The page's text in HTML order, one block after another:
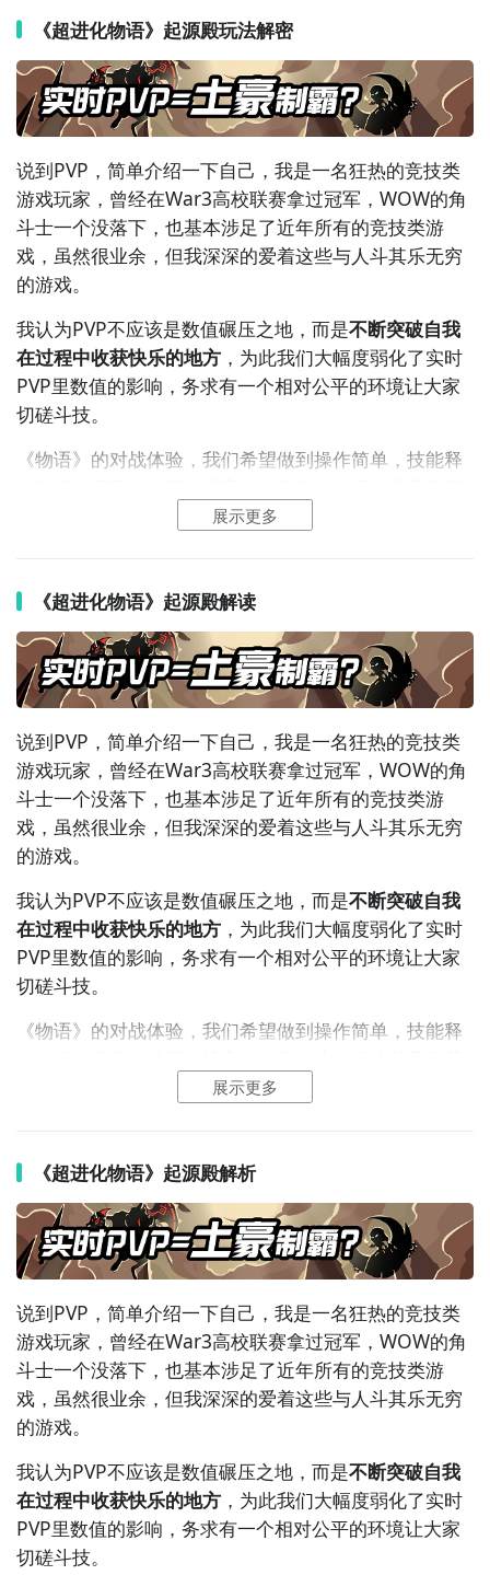
《超进化物语》起源殿玩法解密
说到PVP，简单介绍一下自己，我是一名狂热的竞技类
游戏玩家，曾经在War3高校联赛拿过冠军，WOW的角
斗士一个没落下，也基本涉足了近年所有的竞技类游
戏，虽然很业余，但我深深的爱着这些与人斗其乐无穷
的游戏。
我认为PVP不应该是数值碾压之地，而是不断突破自我
在过程中收获快乐的地方，为此我们大幅度弱化了实时
PVP里数值的影响，务求有一个相对公平的环境让大家
切磋斗技。
《物语》的对战体验，我们希望做到操作简单，技能释
们大量的时间，从DEMO到现在，我们收集了很多很棒
被动效果，并强化了神灵的战略
神灵白虎在场时，怪兽
除了攻击力提高外，还可以利用
白虎的技能把对方的远程怪兽拉到战场中央进行集火，
而神灵朱雀在场时，怪兽的伤害减免能力会提高，释放
主动技能后己方怪兽5秒内不会死亡，正确的时机切换朱
雀可以完克白虎，累积优势。
总的来说《物语》的实时PVP会以这种见招拆招的体验
为基调展开，我们会尽早大规模开放实时PVP测试，并
持续的跟大家进行交流，相信最后一定可以打磨出超过
瘾的对战体验。
《超进化物语》一言不合就进化
http://www.9game.cn/cjhwy/
展示更多
《超进化物语》起源殿解读
说到PVP，简单介绍一下自己，我是一名狂热的竞技类
游戏玩家，曾经在War3高校联赛拿过冠军，WOW的角
斗士一个没落下，也基本涉足了近年所有的竞技类游
戏，虽然很业余，但我深深的爱着这些与人斗其乐无穷
的游戏。
我认为PVP不应该是数值碾压之地，而是不断突破自我
在过程中收获快乐的地方，为此我们大幅度弱化了实时
PVP里数值的影响，务求有一个相对公平的环境让大家
切磋斗技。
《物语》的对战体验，我们希望做到操作简单，技能释
们大量的时间，从DEMO到现在，我们收集了很多很棒
被动效果，并强化了神灵的战略
神灵白虎在场时，怪兽
除了攻击力提高外，还可以利用
白虎的技能把对方的远程怪兽拉到战场中央进行集火，
而神灵朱雀在场时，怪兽的伤害减免能力会提高，释放
主动技能后己方怪兽5秒内不会死亡，正确的时机切换朱
雀可以完克白虎，累积优势。
总的来说《物语》的实时PVP会以这种见招拆招的体验
为基调展开，我们会尽早大规模开放实时PVP测试，并
持续的跟大家进行交流，相信最后一定可以打磨出超过
瘾的对战体验。
展示更多
《超进化物语》起源殿解析
说到PVP，简单介绍一下自己，我是一名狂热的竞技类
游戏玩家，曾经在War3高校联赛拿过冠军，WOW的角
斗士一个没落下，也基本涉足了近年所有的竞技类游
戏，虽然很业余，但我深深的爱着这些与人斗其乐无穷
的游戏。
我认为PVP不应该是数值碾压之地，而是不断突破自我
在过程中收获快乐的地方，为此我们大幅度弱化了实时
PVP里数值的影响，务求有一个相对公平的环境让大家
切磋斗技。